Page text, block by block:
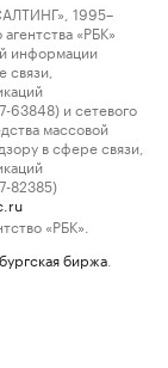
1995–
«РБК»
информации
и сетевого
массовой
в сфере связи,
82385)
«РБК».
биржа